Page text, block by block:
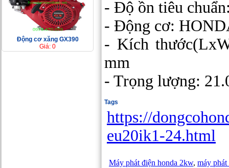
Động cơ xăng GX390
Giá: 0
- Độ ồn tiêu
- Động cơ:
- Kích
mm
- Trọng lượng:
Tags
https://
eu20ik1-24.html
Máy phát điện honda 2kw, máy